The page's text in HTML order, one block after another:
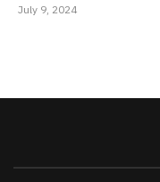
July 9, 2024